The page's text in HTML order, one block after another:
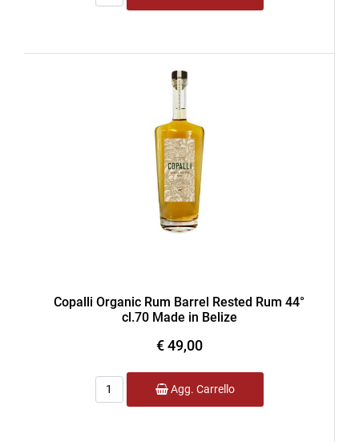
Copalli Organic Rum Barrel Rested Rum 44°
cl.70 Made in Belize
€ 49,00
Quantità
Agg. Carrello